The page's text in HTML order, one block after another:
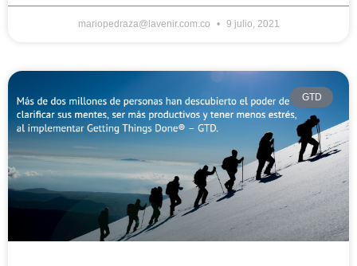
mariopedraza@lavenir.com.co 9 julio, 2021
GTD